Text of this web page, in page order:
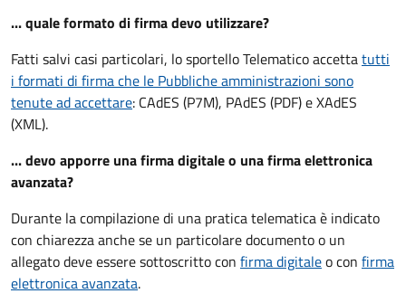
... quale formato di firma devo utilizzare?
Fatti salvi casi particolari, lo sportello Telematico accettatutti
i formati di firma che le Pubbliche amministrazioni sono
tenute ad accettare: CAdES (P7M), PAdES (PDF) e XAdES
(XML).
... devo apporre una firma digitale o una firma elettronica
avanzata?
Durante la compilazione di una pratica telematica è indicato
con chiarezza anche se un particolare documento o un
allegato deve essere sottoscritto con firma digitaleo con firma
elettronica avanzata.